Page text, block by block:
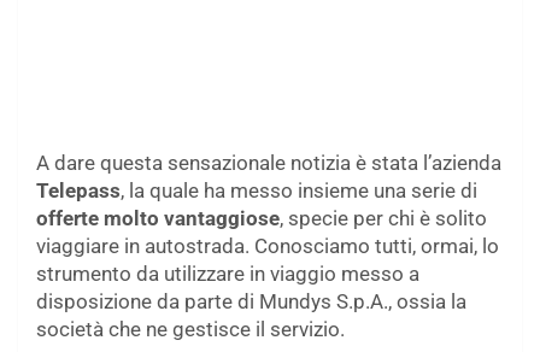
A dare questa sensazionale notizia è stata l’azienda
Telepass, la quale ha messo insieme una serie di
offerte molto vantaggiose, specie per chi è solito
viaggiare in autostrada. Conosciamo tutti, ormai, lo
strumento da utilizzare in viaggio messo a
disposizione da parte di Mundys S.p.A., ossia la
società che ne gestisce il servizio.